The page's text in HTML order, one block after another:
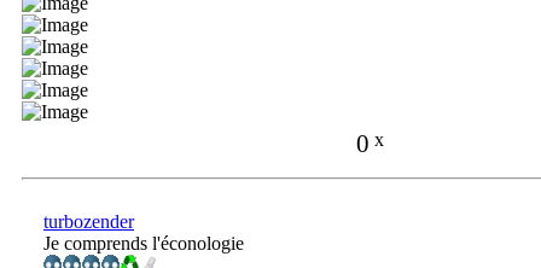
0 x
turbozender
Je comprends l'éconologie